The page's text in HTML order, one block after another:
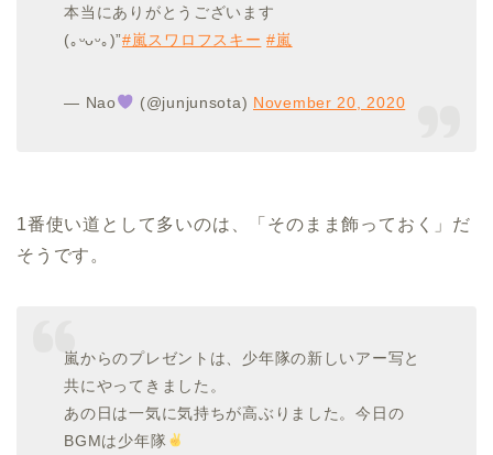
本当にありがとうございます
(｡ᵕᴗᵕ｡)”#嵐スワロフスキー #嵐
— Nao (@junjunsota) November 20, 2020
1番使い道として多いのは、「そのまま飾っておく」だ
そうです。
嵐からのプレゼントは、少年隊の新しいアー写と
共にやってきました。
あの日は一気に気持ちが高ぶりました。今日の
BGMは少年隊